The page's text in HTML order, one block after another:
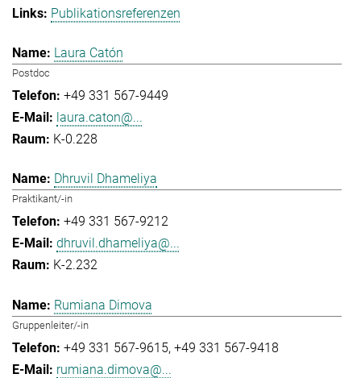
Publikationsreferenzen
Laura Catón
Postdoc
+49 331 567-9449
laura.caton@...
K-0.228
Dhruvil Dhameliya
Praktikant/-in
+49 331 567-9212
dhruvil.dhameliya@...
K-2.232
Rumiana Dimova
Gruppenleiter/-in
+49 331 567-9615 +49 331 567-9418
rumiana.dimova@...